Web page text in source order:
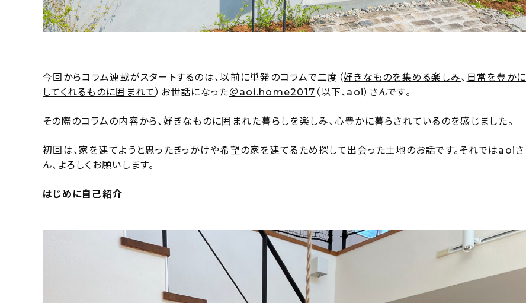
今回からコラム連載がスタートするのは、以前に単発のコラムで二度（好きなものを集める楽しみ、 日常を豊かに
してくれるものに囲まれて）お世話になった＠aoi.home2017 （以下、aoi）さんです。
その際のコラムの内容から、好きなものに囲まれた暮らしを楽しみ、心豊かに暮らされているのを感じました。
初回は、家を建てようと思ったきっかけや希望の家を建てるため探して出会った土地のお話です。それではaoiさ
ん、よろしくお願いします。
はじめに自己紹介